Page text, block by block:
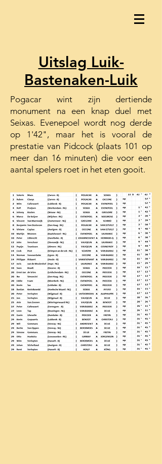
Uitslag Luik-
Bastenaken-Luik
Pogacar wint zijn dertiende
monument na een knap duel met
Seixas. Evenepoel wordt nog derde
op 1'42", maar het is vooral de
prestatie van Pidcock (plaats 101 op
meer dan 16 minuten) die voor een
aantal spelers roet in het eten gooit.